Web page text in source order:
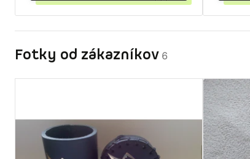
Fotky od zákazníkov 6